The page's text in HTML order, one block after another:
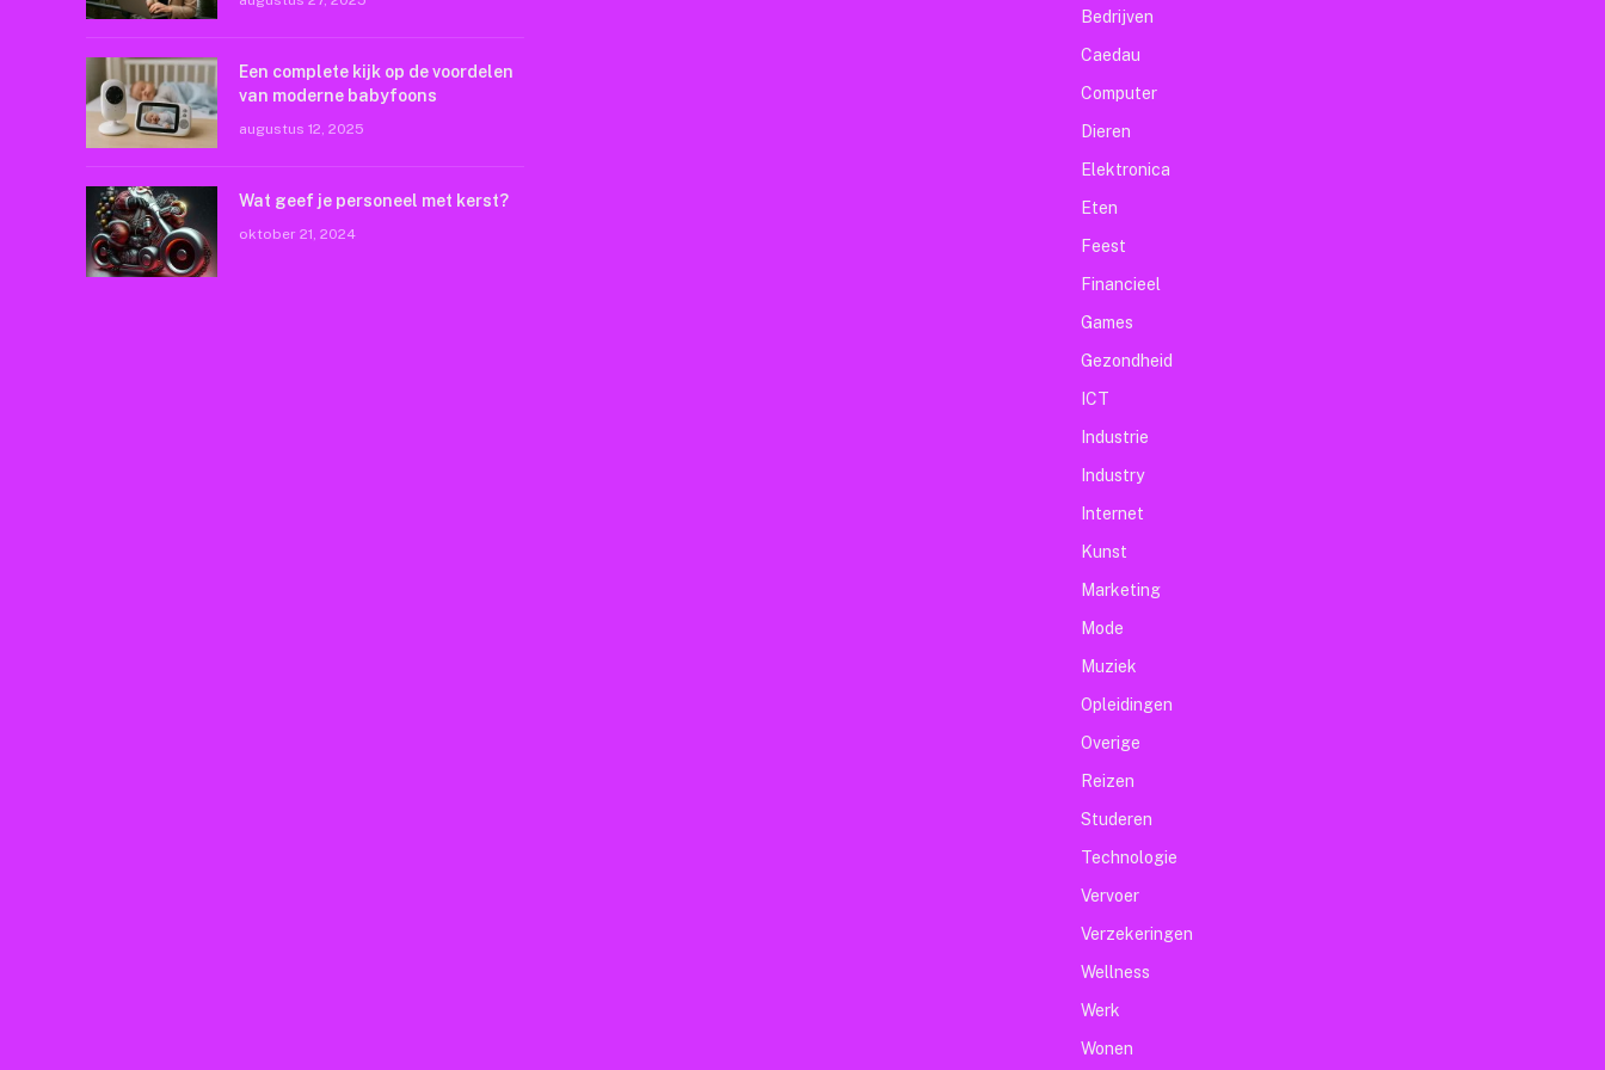
Een complete kijk op de voordelen
van moderne babyfoons
augustus 12, 2025
Wat geef je personeel met kerst?
oktober 21, 2024
Bedrijven
Caedau
Computer
Dieren
Elektronica
Eten
Feest
Financieel
Games
Gezondheid
ICT
Industrie
Industry
Internet
Kunst
Marketing
Mode
Muziek
Opleidingen
Overige
Reizen
Studeren
Technologie
Vervoer
Verzekeringen
Wellness
Werk
Wonen